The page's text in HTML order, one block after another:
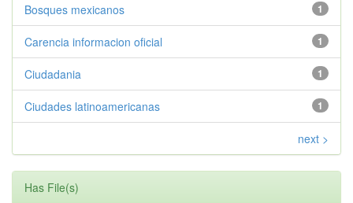
1
Bosques mexicanos
1
Carencia informacion oficial
1
Ciudadania
1
Ciudades latinoamericanas
next >
Has File(s)